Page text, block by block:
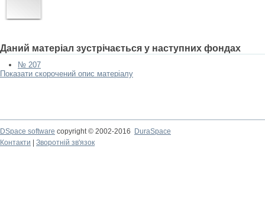
Даний матеріал зустрічається у наступних фондах
№ 207
Показати скорочений опис матеріалу
DSpace software copyright © 2002-2016
DuraSpace
Контакти
Зворотній зв'язок